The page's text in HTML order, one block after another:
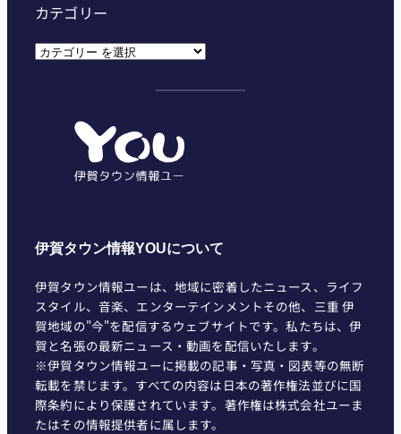
カテゴリー
カ
伊賀タウン情報YOUについて
伊賀タウン情報ユーは、地域に密着したニュース、ライフ
スタイル、音楽、エンターテインメントその他、三重 伊
賀地域の"今"を配信するウェブサイトです。私たちは、伊
賀と名張の最新ニュース・動画を配信いたします。
※伊賀タウン情報ユーに掲載の記事・写真・図表等の無断
転載を禁じます。すべての内容は日本の著作権法並びに国
際条約により保護されています。著作権は株式会社ユーま
たはその情報提供者に属します。